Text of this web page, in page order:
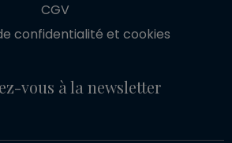
CGV
confidentialité et cookies
vous à la newsletter